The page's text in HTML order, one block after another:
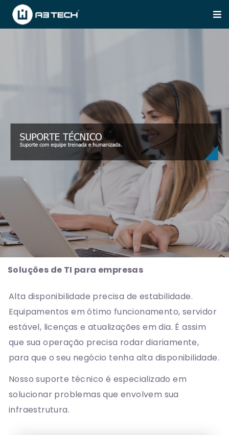
Soluções de TI para empresas
Alta disponibilidade precisa de estabilidade.
Equipamentos em ótimo funcionamento, servidor
estável, licenças e atualizações em dia. É assim
que sua operação precisa rodar diariamente,
para que o seu negócio tenha alta disponibilidade.
Nosso suporte técnico é especializado em
solucionar problemas que envolvem sua
infraestrutura.